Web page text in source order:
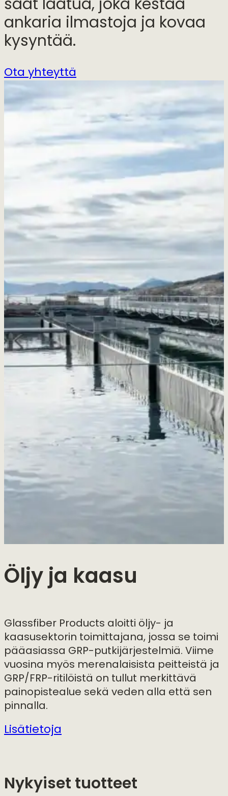
saat laatua, joka kestää
ankaria ilmastoja ja kovaa
kysyntää.
Ota yhteyttä
Öljy ja kaasu
Glassfiber Products aloitti öljy- ja
kaasusektorin toimittajana, jossa se toimi
pääasiassa GRP-putkijärjestelmiä. Viime
vuosina myös merenalaisista peitteistä ja
GRP/FRP-ritilöistä on tullut merkittävä
painopistealue sekä veden alla että sen
pinnalla.
Lisätietoja
Nykyiset tuotteet